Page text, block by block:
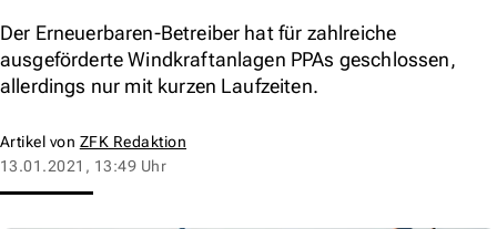
Der Erneuerbaren-Betreiber hat für zahlreiche
ausgeförderte Windkraftanlagen PPAs geschlossen,
allerdings nur mit kurzen Laufzeiten.
Artikel von ZFK Redaktion
13.01.2021, 13:49 Uhr